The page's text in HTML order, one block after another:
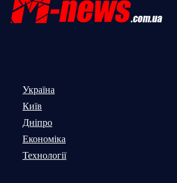
Україна
Київ
Дніпро
Економіка
Технології